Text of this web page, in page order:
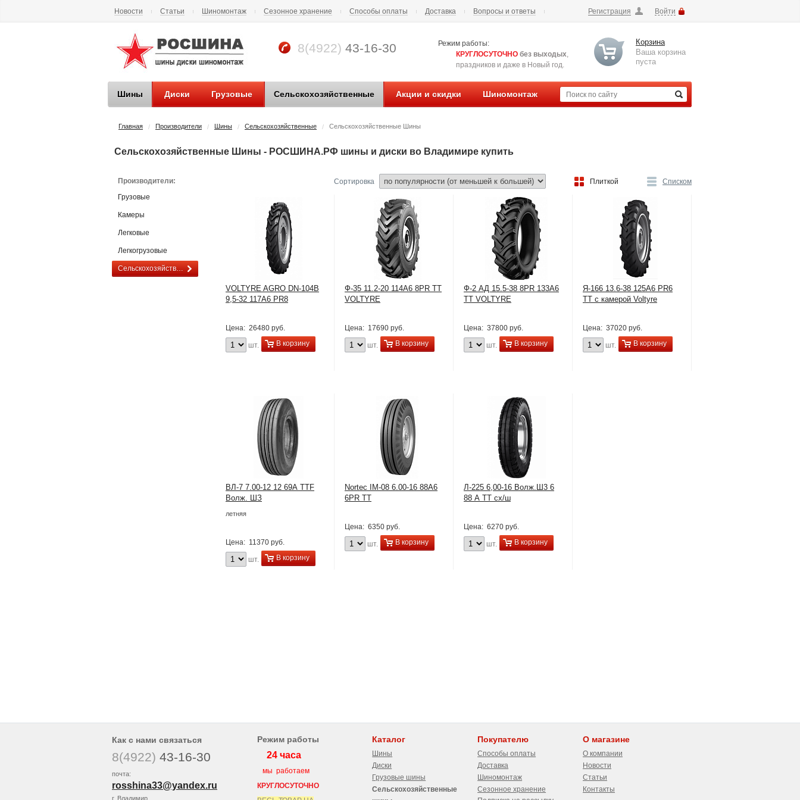
Регистрация Войти
Новости Статьи Шиномонтаж Сезонное хранение Способы оплаты Доставка
Вопросы и ответы
8(4922) 43-16-30
Режим работы:
КРУГЛОСУТОЧНО без выходых,
праздников и даже в Новый год.
Корзина
Ваша корзина
пуста
Шины Диски Грузовые Сельскохозяйственные Акции и скидки Шиномонтаж
Главная / Производители / Шины / Сельскохозяйственные / Сельскохозяйственные Шины
Сельскохозяйственные Шины - РОСШИНА.РФ шины и диски во Владимире купить
Производители:
Грузовые
Камеры
Легковые
Легкогрузовые
Сельскохозяйственные
Сортировка Плиткой Списком
VOLTYRE AGRO DN-104B
9,5-32 117A6 PR8
Цена: 26480 руб.
шт. В корзину
Ф-35 11.2-20 114A6 8PR TT
VOLTYRE
Цена: 17690 руб.
шт. В корзину
Ф-2 АД 15.5-38 8PR 133A6
TT VOLTYRE
Цена: 37800 руб.
шт. В корзину
Я-166 13.6-38 125A6 PR6
TT с камерой Voltyre
Цена: 37020 руб.
шт. В корзину
ВЛ-7 7.00-12 12 69А TTF
Волж. ШЗ
летняя
Цена: 11370 руб.
шт. В корзину
Nortec IM-08 6.00-16 88А6
6PR TT
Цена: 6350 руб.
шт. В корзину
Л-225 6,00-16 Волж.Ш3 6
88 А ТТ сх/ш
Цена: 6270 руб.
шт. В корзину
Как с нами связаться
8(4922) 43-16-30
почта:
rosshina33@yandex.ru
г. Владимир,
Режим работы
24 часа
мы работаем
КРУГЛОСУТОЧНО
Каталог
Шины
Диски
Грузовые шины
Сельскохозяйственные
Покупателю
Способы оплаты
Доставка
Шиномонтаж
Сезонное хранение
О магазине
О компании
Новости
Статьи
Контакты